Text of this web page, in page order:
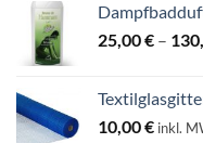
25,00€ –
10,00€ inkl.